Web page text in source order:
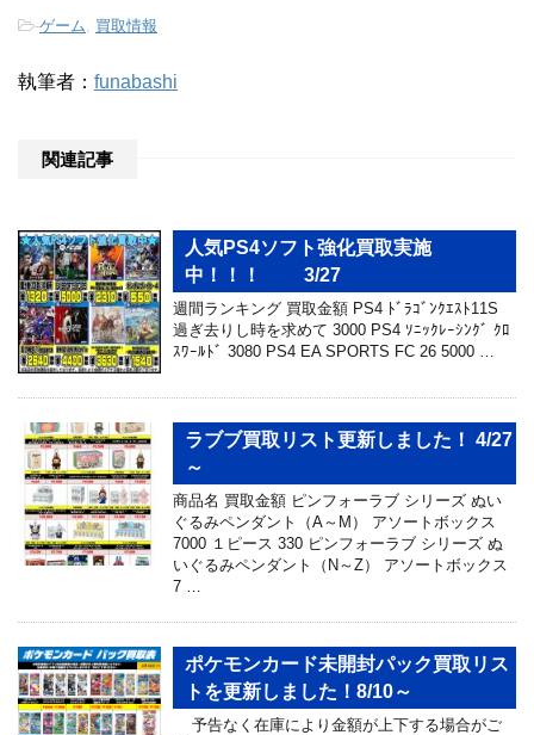
-ゲーム 買取情報
執筆者： funabashi
関連記事
人気PS4ソフト強化買取実施
中！！！ 3/27
週間ランキング 買取金額 PS4 ﾄﾞﾗｺﾞﾝｸｴｽﾄ11S
過ぎ去りし時を求めて 3000 PS4 ｿﾆｯｸﾚｰｼﾝｸﾞ ｸﾛ
ｽﾜｰﾙﾄﾞ 3080 PS4 EA SPORTS FC 26 5000 …
ラブブ買取リスト更新しました！ 4/27
～
商品名 買取金額 ピンフォーラブ シリーズ ぬい
ぐるみペンダント（A～M） アソートボックス
7000 １ピース 330 ピンフォーラブ シリーズ ぬ
いぐるみペンダント（N～Z） アソートボックス
7 …
ポケモンカード未開封パック買取リス
トを更新しました！8/10～
予告なく在庫により金額が上下する場合がご